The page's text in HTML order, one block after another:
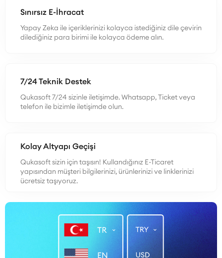
Sınırsız E-İhracat
Yapay Zeka ile içeriklerinizi kolayca istediğiniz dile çevirin
dilediğiniz para birimi ile kolayca ödeme alın.
7/24 Teknik Destek
Qukasoft 7/24 sizinle iletişimde. Whatsapp, Ticket veya
telefon ile bizimle iletişimde olun.
Kolay Altyapı Geçişi
Qukasoft sizin için taşısın! Kullandığınız E-Ticaret
yapısından müşteri bilgilerinizi, ürünlerinizi ve linklerinizi
ücretsiz taşıyoruz.